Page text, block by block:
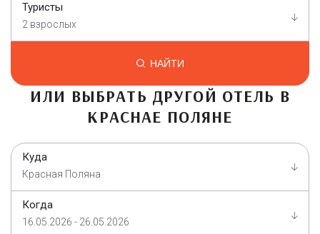
Туристы
2 взрослых
НАЙТИ
ИЛИ ВЫБРАТЬ ДРУГОЙ ОТЕЛЬ В
КРАСНАЕ ПОЛЯНЕ
Куда
Красная Поляна
Когда
16.05.2026 - 26.05.2026